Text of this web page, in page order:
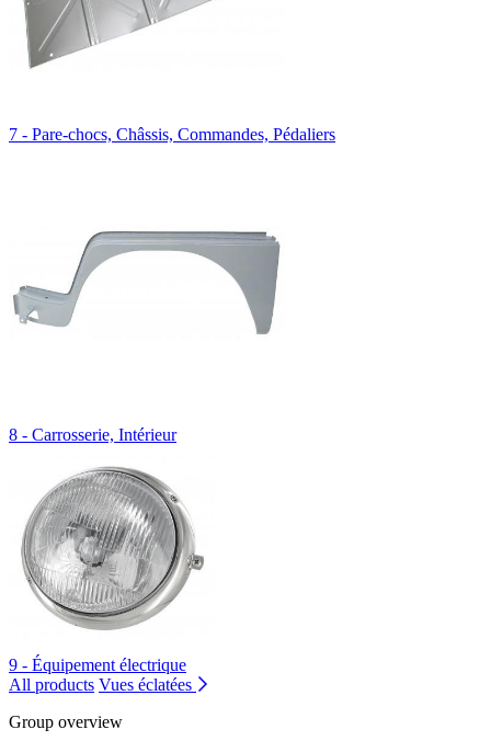
7 - Pare-chocs, Châssis, Commandes, Pédaliers
8 - Carrosserie, Intérieur
9 - Équipement électrique
All products Vues éclatées
Group overview